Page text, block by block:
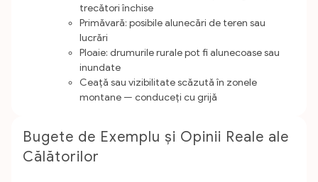
trecători închise
Primăvară: posibile alunecări de teren sau
lucrări
Ploaie: drumurile rurale pot fi alunecoase sau
inundate
Ceață sau vizibilitate scăzută în zonele
montane — conduceți cu grijă
Bugete de Exemplu și Opinii Reale ale
Călătorilor